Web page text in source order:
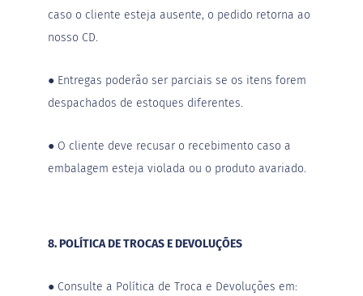
caso o cliente esteja ausente, o pedido retorna ao
nosso CD.
● Entregas poderão ser parciais se os itens forem
despachados de estoques diferentes.
● O cliente deve recusar o recebimento caso a
embalagem esteja violada ou o produto avariado.
8. POLÍTICA DE TROCAS E DEVOLUÇÕES
● Consulte a Política de Troca e Devoluções em: